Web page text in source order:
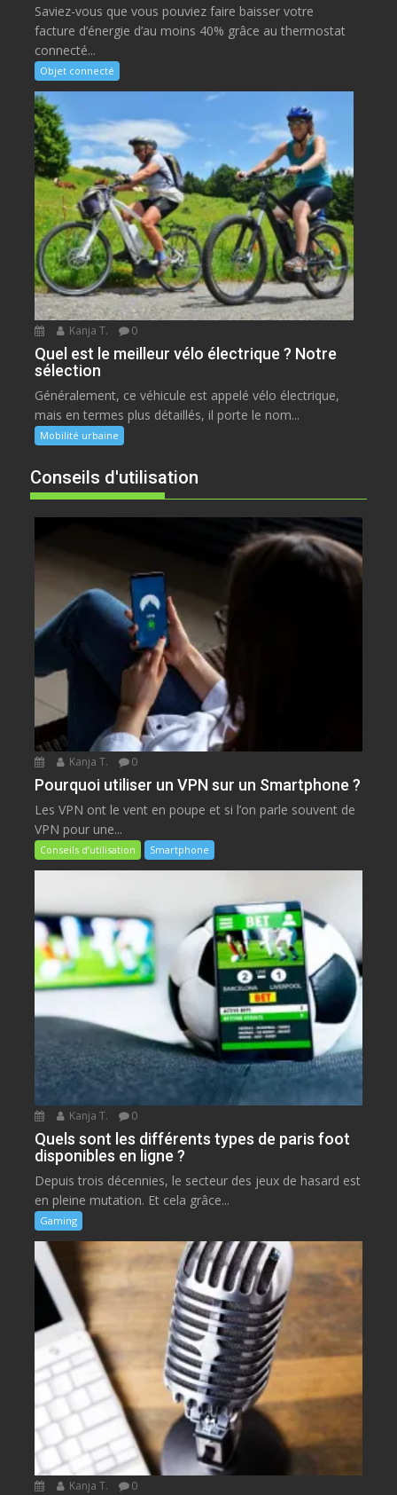
Saviez-vous que vous pouviez faire baisser votre
facture d’énergie d’au moins 40% grâce au thermostat
connecté...
Objet connecté
Kanja T. 0
Quel est le meilleur vélo électrique ? Notre
sélection
Généralement, ce véhicule est appelé vélo électrique,
mais en termes plus détaillés, il porte le nom...
Mobilité urbaine
Conseils d'utilisation
Kanja T. 0
Pourquoi utiliser un VPN sur un Smartphone ?
Les VPN ont le vent en poupe et si l’on parle souvent de
VPN pour une...
Conseils d’utilisation Smartphone
Kanja T. 0
Quels sont les différents types de paris foot
disponibles en ligne ?
Depuis trois décennies, le secteur des jeux de hasard est
en pleine mutation. Et cela grâce...
Gaming
Kanja T. 0